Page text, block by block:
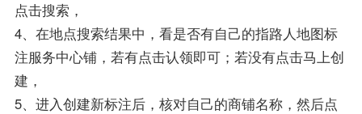
点击搜索，
4、在地点搜索结果中，看是否有自己的指路人地图标
注服务中心铺，若有点击认领即可；若没有点击马上创
建，
5、进入创建新标注后，核对自己的商铺名称，然后点